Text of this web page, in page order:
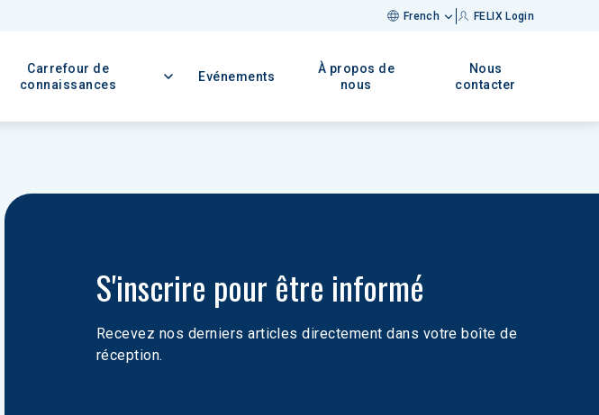
French FELIX Login
Carrefour de
connaissances
Evénements
À propos de
nous
Nous
contacter
S'inscrire pour être informé
Recevez nos derniers articles directement dans votre boîte de
réception.